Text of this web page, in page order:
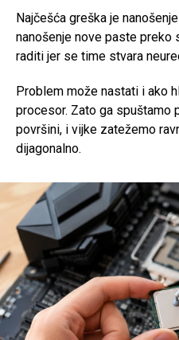
Najčešća greška je
nanošenje nove paste preko
raditi jer se time stvara
Problem može nastati i ako
procesor. Zato ga spuštamo
površini, i vijke zatežemo
dijagonalno.